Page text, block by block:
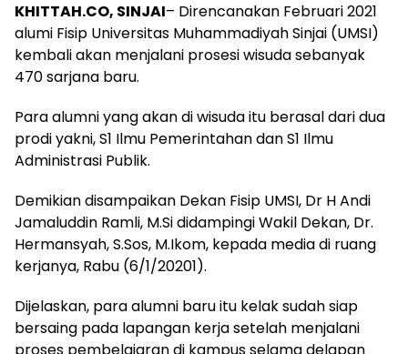
KHITTAH.CO, SINJAI– Direncanakan Februari 2021
alumi Fisip Universitas Muhammadiyah Sinjai (UMSI)
kembali akan menjalani prosesi wisuda sebanyak
470 sarjana baru.
Para alumni yang akan di wisuda itu berasal dari dua
prodi yakni, S1 Ilmu Pemerintahan dan S1 Ilmu
Administrasi Publik.
Demikian disampaikan Dekan Fisip UMSI, Dr H Andi
Jamaluddin Ramli, M.Si didampingi Wakil Dekan, Dr.
Hermansyah, S.Sos, M.Ikom, kepada media di ruang
kerjanya, Rabu (6/1/20201).
Dijelaskan, para alumni baru itu kelak sudah siap
bersaing pada lapangan kerja setelah menjalani